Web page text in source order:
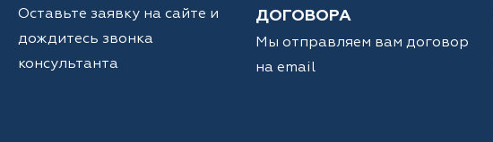
Оставьте заявку на сайте и
дождитесь звонка
консультанта
ДОГОВОРА
Мы отправляем вам договор
на email